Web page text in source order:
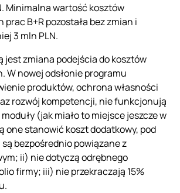
Minimalna wartość kosztów
B+R pozostała bez zmian i
3 mln PLN.
jest zmiana podejścia do kosztów
W nowej odsłonie programu
produktów, ochrona własności
rozwój kompetencji, nie funkcjonują
(jak miało to miejsce jeszcze w
one stanowić koszt dodatkowy, pod
bezpośrednio powiązane z
ii) nie dotyczą odrębnego
firmy; iii) nie przekraczają 15%